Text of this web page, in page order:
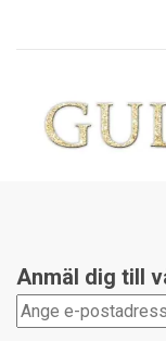
Anmäl dig till